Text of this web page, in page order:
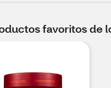
favoritos de